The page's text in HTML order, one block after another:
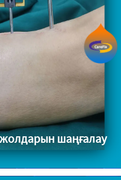
шаңғалау
аяқ) Артерioskleroz